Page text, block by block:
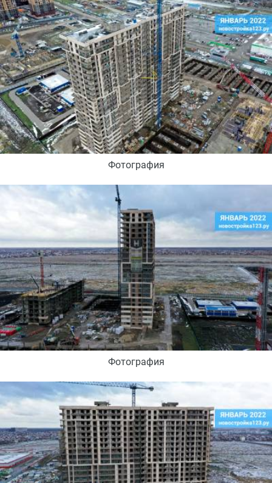
Фотография
Фотография